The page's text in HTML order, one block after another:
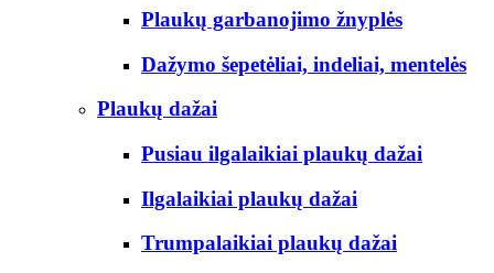
Plaukų garbanojimo žnyplės
Dažymo šepetėliai, indeliai, mentelės
Plaukų dažai
Pusiau ilgalaikiai plaukų dažai
Ilgalaikiai plaukų dažai
Trumpalaikiai plaukų dažai